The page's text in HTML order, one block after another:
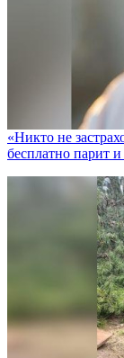
«Никто не
бесплатно парит